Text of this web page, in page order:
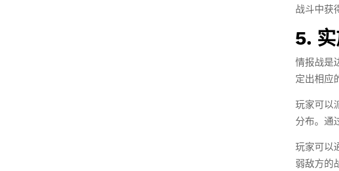
战斗中获
5.
情报战是
定出相应
玩家可以
分布。通
玩家可以
弱敌方的